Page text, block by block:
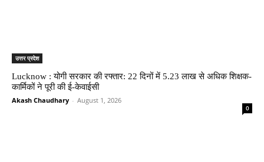
उत्तर प्रदेश
Lucknow : योगी सरकार की रफ्तार: 22 दिनों में 5.23 लाख से अधिक शिक्षक-
कार्मिकों ने पूरी की ई-केवाईसी
Akash Chaudhary - August 1, 2026
0